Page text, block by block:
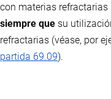
con materias
siempre que su
refractarias (véase, por
partida 69.09).